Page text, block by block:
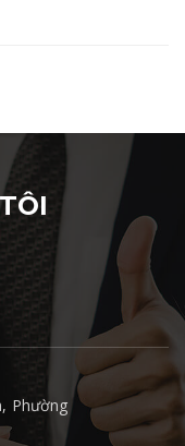
Phường